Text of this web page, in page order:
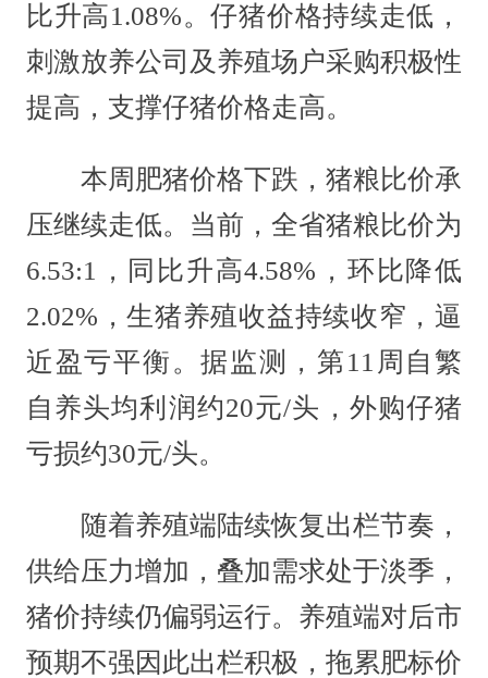
比升高1.08%。仔猪价格持续走低，
刺激放养公司及养殖场户采购积极性
提高，支撑仔猪价格走高。
本周肥猪价格下跌，猪粮比价承
压继续走低。当前，全省猪粮比价为
6.53:1，同比升高4.58%，环比降低
2.02%，生猪养殖收益持续收窄，逼
近盈亏平衡。据监测，第11周自繁
自养头均利润约20元/头，外购仔猪
亏损约30元/头。
随着养殖端陆续恢复出栏节奏，
供给压力增加，叠加需求处于淡季，
猪价持续仍偏弱运行。养殖端对后市
预期不强因此出栏积极，拖累肥标价